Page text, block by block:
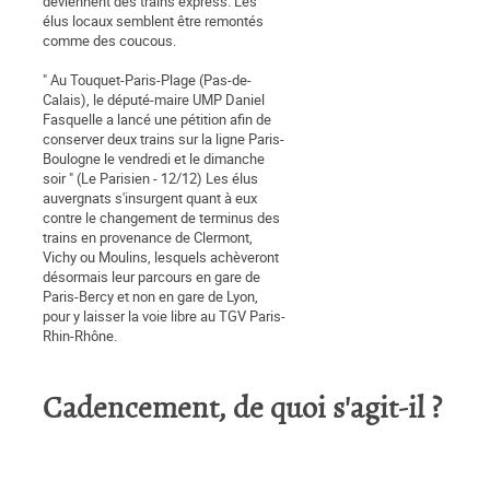
élus locaux semblent être remontés
comme des coucous.
" Au Touquet-Paris-Plage (Pas-de-
Calais), le député-maire UMP Daniel
Fasquelle a lancé une pétition afin de
conserver deux trains sur la ligne Paris-
Boulogne le vendredi et le dimanche
soir " (Le Parisien - 12/12) Les élus
auvergnats s'insurgent quant à eux
contre le changement de terminus des
trains en provenance de Clermont,
Vichy ou Moulins, lesquels achèveront
désormais leur parcours en gare de
Paris-Bercy et non en gare de Lyon,
pour y laisser la voie libre au TGV Paris-
Rhin-Rhône.
Cadencement, de quoi s'agit-il ?